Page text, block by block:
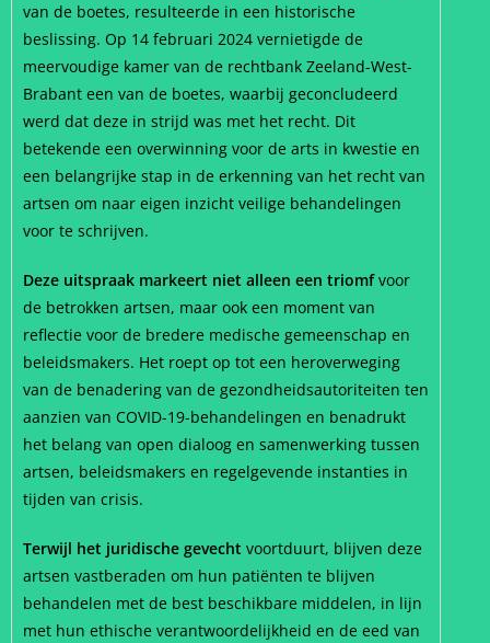
van de boetes, resulteerde in een historische
beslissing. Op 14 februari 2024 vernietigde de
meervoudige kamer van de rechtbank Zeeland-West-
Brabant een van de boetes, waarbij geconcludeerd
werd dat deze in strijd was met het recht. Dit
betekende een overwinning voor de arts in kwestie en
een belangrijke stap in de erkenning van het recht van
artsen om naar eigen inzicht veilige behandelingen
voor te schrijven.
Deze uitspraak markeert niet alleen een triomfvoor
de betrokken artsen, maar ook een moment van
reflectie voor de bredere medische gemeenschap en
beleidsmakers. Het roept op tot een heroverweging
van de benadering van de gezondheidsautoriteiten ten
aanzien van COVID-19-behandelingen en benadrukt
het belang van open dialoog en samenwerking tussen
artsen, beleidsmakers en regelgevende instanties in
tijden van crisis.
Terwijl het juridische gevecht voortduurt, blijven deze
artsen vastberaden om hun patiënten te blijven
behandelen met de best beschikbare middelen, in lijn
met hun ethische verantwoordelijkheid en de eed van